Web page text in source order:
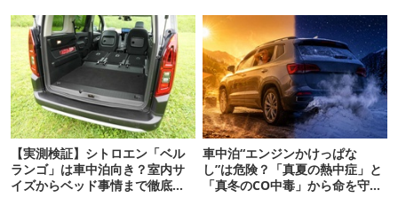
【実測検証】シトロエン「ベル
ランゴ」は車中泊向き？室内サ
イズからベッド事情まで徹底レ
車中泊“エンジンかけっぱな
し”は危険？「真夏の熱中症」と
「真冬のCO中毒」から命を守る